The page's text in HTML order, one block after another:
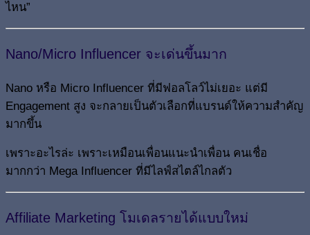
ไหน”
Nano/Micro Influencer จะเด่นขึ้นมาก
Nano หรือ Micro Influencer ที่มีฟอลโลว์ไม่เยอะ แต่มี
Engagement สูง จะกลายเป็นตัวเลือกที่แบรนด์ให้ความสำคัญ
มากขึ้น
เพราะอะไรล่ะ เพราะเหมือนเพื่อนแนะนำเพื่อน คนเชื่อ
มากกว่า Mega Influencer ที่มีไลฟ์สไตล์ไกลตัว
Affiliate Marketing โมเดลรายได้แบบใหม่